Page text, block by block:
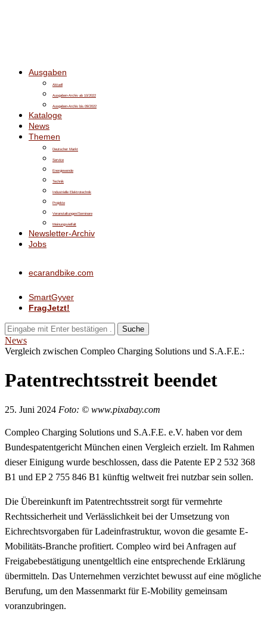
Ausgaben
Aktuell
Ausgaben-Archiv ab 10/2022
Ausgaben-Archiv bis 09/2022
Kataloge
News
Themen
Deutscher Markt
Service
Energiewende
Technik
Industrielle Elektrotechnik
Projekte
Veranstaltungen/Seminare
Meinungsvielfalt
Newsletter-Archiv
Jobs
ecarandbike.com
SmartGyver
FragJetzt!
Suche
News
Vergleich zwischen Compleo Charging Solutions und S.A.F.E.:
Patentrechtsstreit beendet
25. Juni 2024 Foto: © www.pixabay.com
Compleo Charging Solutions und S.A.F.E. e.V. haben vor dem
Bundespatentgericht München einen Vergleich erzielt. Im Rahmen
dieser Einigung wurde beschlossen, dass die Patente EP 2 532 368
B1 und EP 2 755 846 B1 künftig weltweit frei nutzbar sein sollen.
Die Übereinkunft im Patentrechtsstreit sorgt für vermehrte
Rechtssicherheit und Verlässlichkeit bei der Umsetzung von
Eichrechtsvorgaben für Ladeinfrastruktur, wovon die gesamte E-
Mobilitäts-Branche profitiert. Compleo wird bei Anfragen auf
Freigabebestätigung unentgeltlich eine entsprechende Erklärung
übermitteln. Das Unternehmen verzichtet bewusst auf eine mögliche
Berufung, um den Massenmarkt für E-Mobility gemeinsam
voranzubringen.